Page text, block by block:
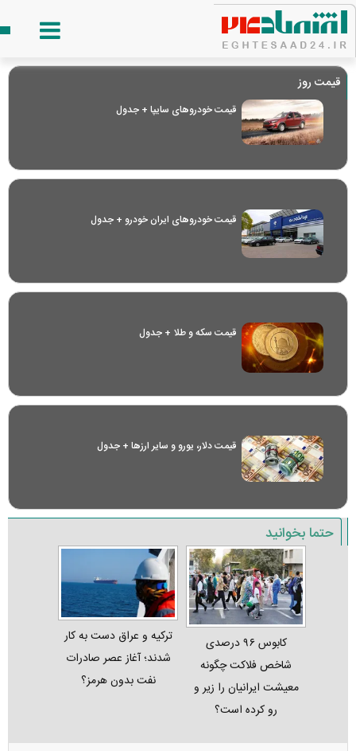
قیمت روز
قیمت خودرو‌های سایپا + جدول
قیمت خودرو‌های ایران خودرو + جدول
قیمت سکه و طلا + جدول
قیمت دلار، یورو و سایر ارز‌ها + جدول
حتما بخوانید
کابوس ۹۶ درصدی
شاخص فلاکت چگونه
معیشت ایرانیان را زیر و
رو کرده است؟
ترکیه و عراق دست به کار
شدند؛ آغاز عصر صادرات
نفت بدون هرمز؟